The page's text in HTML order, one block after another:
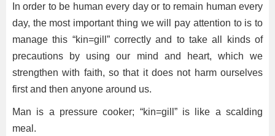
In order to be human every day or to remain human every
day, the most important thing we will pay attention to is to
manage this “kin=gill” correctly and to take all kinds of
precautions by using our mind and heart, which we
strengthen with faith, so that it does not harm ourselves
first and then anyone around us.
Man is a pressure cooker; “kin=gill” is like a scalding
meal.